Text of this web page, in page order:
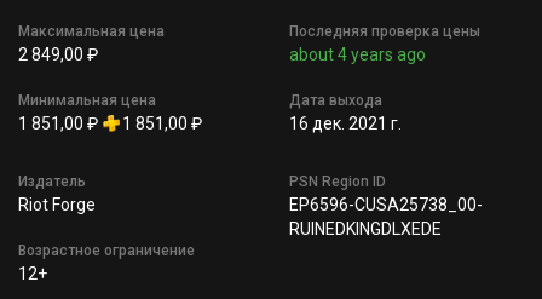
Максимальная цена
2 849,00 ₽
Минимальная цена
1 851,00 ₽ 1 851,00 ₽
Последняя проверка цены
about 4 years ago
Дата выхода
16 дек. 2021 г.
Издатель
Riot Forge
Возрастное ограничение
12+
PSN Region ID
EP6596-CUSA25738_00-
RUINEDKINGDLXEDE